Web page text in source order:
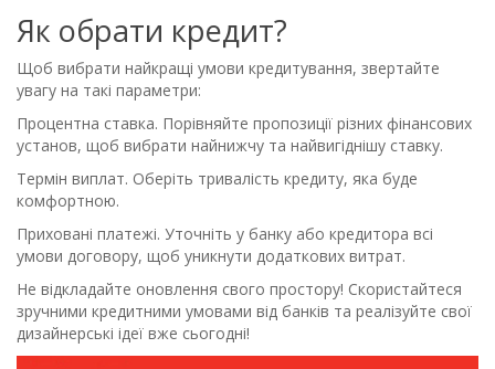
Як обрати кредит?
Щоб вибрати найкращі умови кредитування, звертайте
увагу на такі параметри:
Процентна ставка. Порівняйте пропозиції різних фінансових
установ, щоб вибрати найнижчу та найвигіднішу ставку.
Термін виплат. Оберіть тривалість кредиту, яка буде
комфортною.
Приховані платежі. Уточніть у банку або кредитора всі
умови договору, щоб уникнути додаткових витрат.
Не відкладайте оновлення свого простору! Скористайтеся
зручними кредитними умовами від банків та реалізуйте свої
дизайнерські ідеї вже сьогодні!